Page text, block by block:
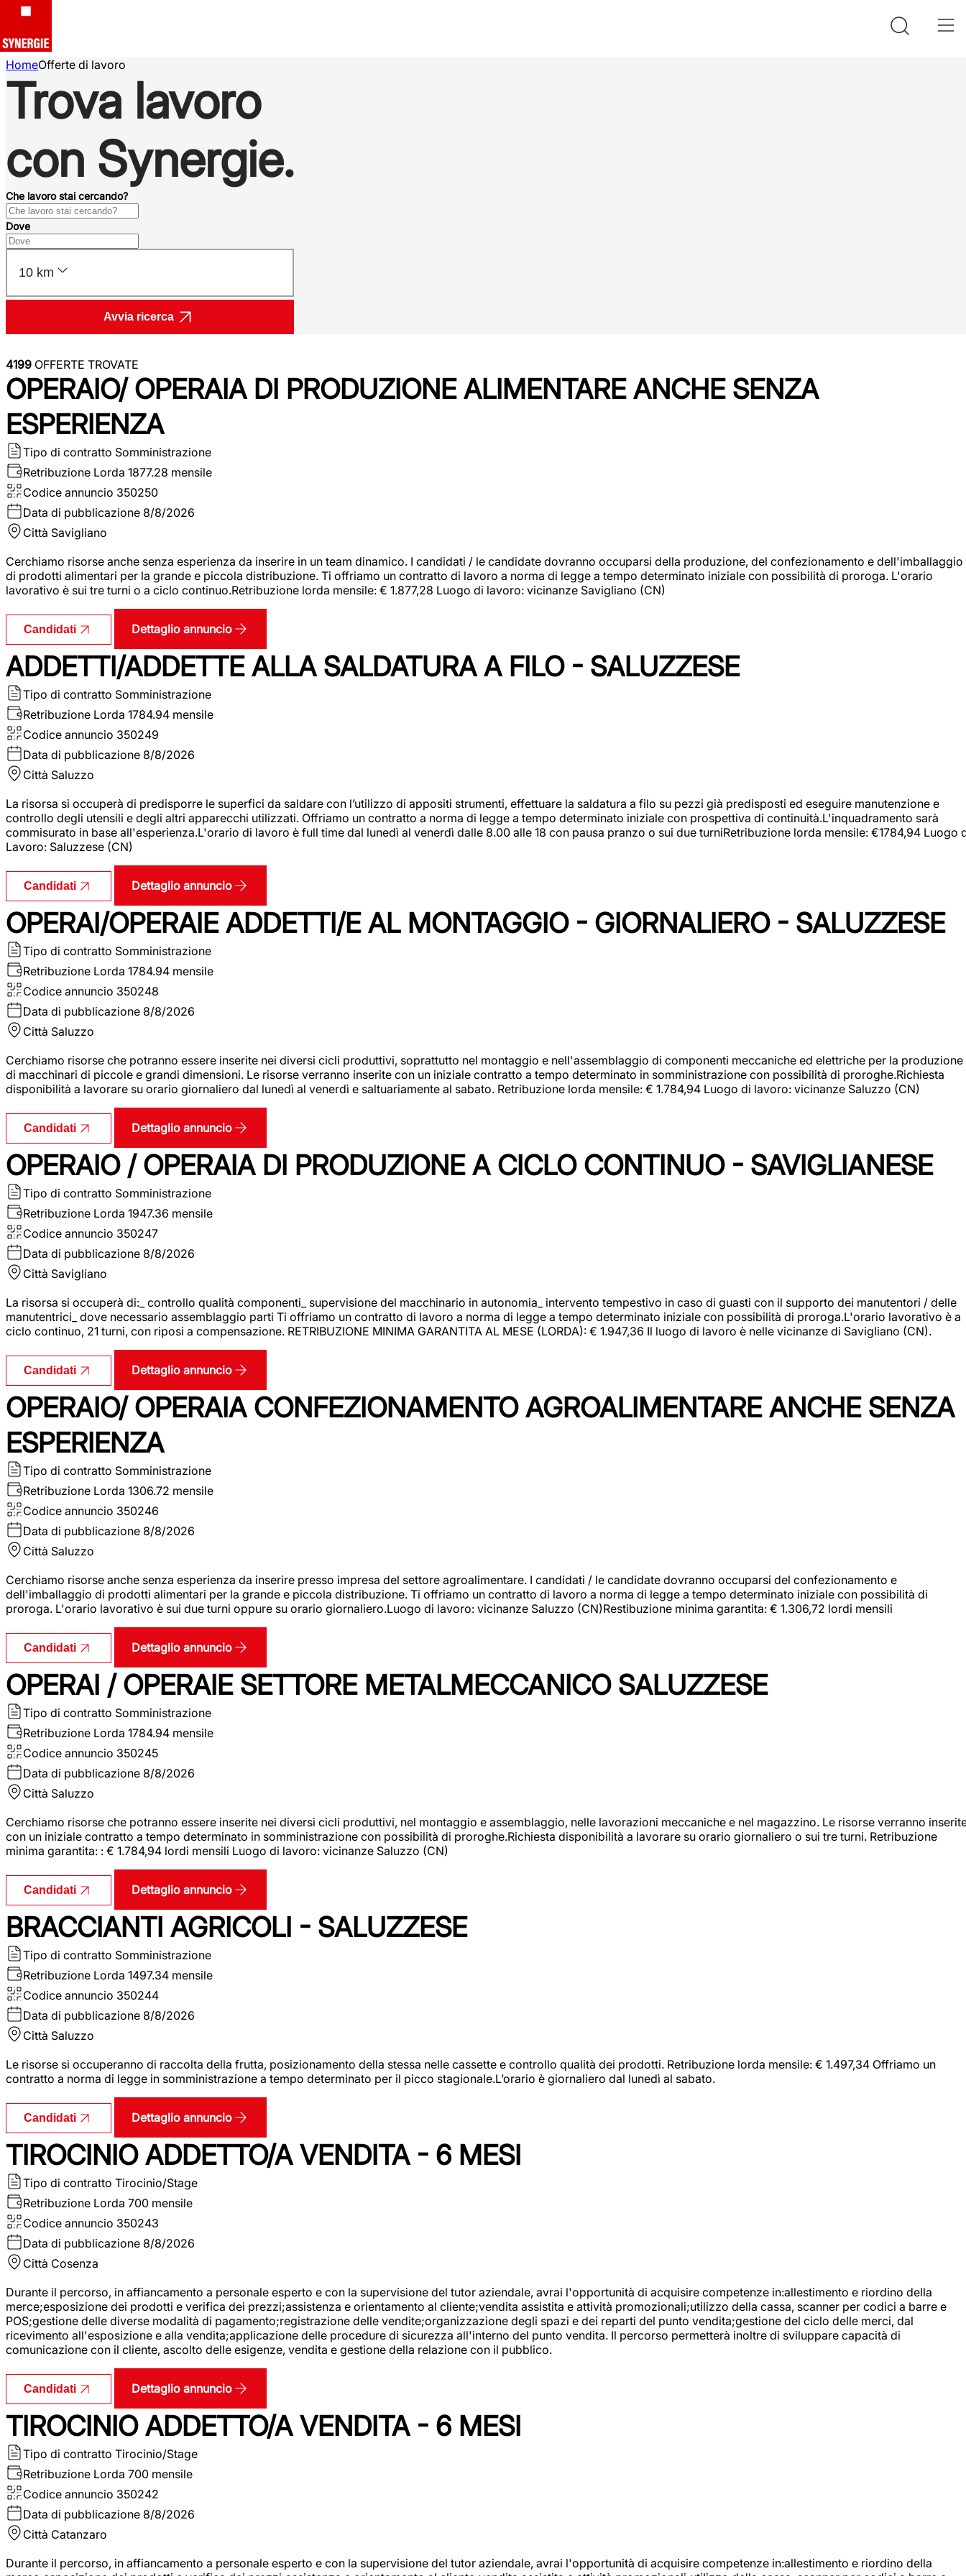
HomeOfferte di lavoro
Trova lavoro
con Synergie.
Che lavoro stai cercando?
Dove
10 km
Avvia ricerca
4199 OFFERTE TROVATE
OPERAIO/ OPERAIA DI PRODUZIONE ALIMENTARE ANCHE SENZA
ESPERIENZA
Tipo di contratto Somministrazione
Retribuzione Lorda 1877.28 mensile
Codice annuncio 350250
Data di pubblicazione 8/8/2026
Città Savigliano
Cerchiamo risorse anche senza esperienza da inserire in un team dinamico. I candidati / le candidate dovranno occuparsi della produzione, del confezionamento e dell'imballaggio
di prodotti alimentari per la grande e piccola distribuzione. Ti offriamo un contratto di lavoro a norma di legge a tempo determinato iniziale con possibilità di proroga. L'orario
lavorativo è sui tre turni o a ciclo continuo.Retribuzione lorda mensile: € 1.877,28 Luogo di lavoro: vicinanze Savigliano (CN)
Candidati Dettaglio annuncio
ADDETTI/ADDETTE ALLA SALDATURA A FILO - SALUZZESE
Tipo di contratto Somministrazione
Retribuzione Lorda 1784.94 mensile
Codice annuncio 350249
Data di pubblicazione 8/8/2026
Città Saluzzo
La risorsa si occuperà di predisporre le superfici da saldare con l’utilizzo di appositi strumenti, effettuare la saldatura a filo su pezzi già predisposti ed eseguire manutenzione e
controllo degli utensili e degli altri apparecchi utilizzati. Offriamo un contratto a norma di legge a tempo determinato iniziale con prospettiva di continuità.L'inquadramento sarà
commisurato in base all'esperienza.L'orario di lavoro è full time dal lunedì al venerdì dalle 8.00 alle 18 con pausa pranzo o sui due turniRetribuzione lorda mensile: €1784,94 Luogo
Lavoro: Saluzzese (CN)
Candidati Dettaglio annuncio
OPERAI/OPERAIE ADDETTI/E AL MONTAGGIO - GIORNALIERO - SALUZZESE
Tipo di contratto Somministrazione
Retribuzione Lorda 1784.94 mensile
Codice annuncio 350248
Data di pubblicazione 8/8/2026
Città Saluzzo
Cerchiamo risorse che potranno essere inserite nei diversi cicli produttivi, soprattutto nel montaggio e nell'assemblaggio di componenti meccaniche ed elettriche per la produzione
di macchinari di piccole e grandi dimensioni. Le risorse verranno inserite con un iniziale contratto a tempo determinato in somministrazione con possibilità di proroghe.Richiesta
disponibilità a lavorare su orario giornaliero dal lunedì al venerdì e saltuariamente al sabato. Retribuzione lorda mensile: € 1.784,94 Luogo di lavoro: vicinanze Saluzzo (CN)
Candidati Dettaglio annuncio
OPERAIO / OPERAIA DI PRODUZIONE A CICLO CONTINUO - SAVIGLIANESE
Tipo di contratto Somministrazione
Retribuzione Lorda 1947.36 mensile
Codice annuncio 350247
Data di pubblicazione 8/8/2026
Città Savigliano
La risorsa si occuperà di:_ controllo qualità componenti_ supervisione del macchinario in autonomia_ intervento tempestivo in caso di guasti con il supporto dei manutentori / delle
manutentrici_ dove necessario assemblaggio parti Ti offriamo un contratto di lavoro a norma di legge a tempo determinato iniziale con possibilità di proroga.L'orario lavorativo è a
ciclo continuo, 21 turni, con riposi a compensazione. RETRIBUZIONE MINIMA GARANTITA AL MESE (LORDA): € 1.947,36 Il luogo di lavoro è nelle vicinanze di Savigliano (CN).
Candidati Dettaglio annuncio
OPERAIO/ OPERAIA CONFEZIONAMENTO AGROALIMENTARE ANCHE SENZA
ESPERIENZA
Tipo di contratto Somministrazione
Retribuzione Lorda 1306.72 mensile
Codice annuncio 350246
Data di pubblicazione 8/8/2026
Città Saluzzo
Cerchiamo risorse anche senza esperienza da inserire presso impresa del settore agroalimentare. I candidati / le candidate dovranno occuparsi del confezionamento e
dell'imballaggio di prodotti alimentari per la grande e piccola distribuzione. Ti offriamo un contratto di lavoro a norma di legge a tempo determinato iniziale con possibilità di
proroga. L'orario lavorativo è sui due turni oppure su orario giornaliero.Luogo di lavoro: vicinanze Saluzzo (CN)Restibuzione minima garantita: € 1.306,72 lordi mensili
Candidati Dettaglio annuncio
OPERAI / OPERAIE SETTORE METALMECCANICO SALUZZESE
Tipo di contratto Somministrazione
Retribuzione Lorda 1784.94 mensile
Codice annuncio 350245
Data di pubblicazione 8/8/2026
Città Saluzzo
Cerchiamo risorse che potranno essere inserite nei diversi cicli produttivi, nel montaggio e assemblaggio, nelle lavorazioni meccaniche e nel magazzino. Le risorse verranno
con un iniziale contratto a tempo determinato in somministrazione con possibilità di proroghe.Richiesta disponibilità a lavorare su orario giornaliero o sui tre turni. Retribuzione
minima garantita: : € 1.784,94 lordi mensili Luogo di lavoro: vicinanze Saluzzo (CN)
Candidati Dettaglio annuncio
BRACCIANTI AGRICOLI - SALUZZESE
Tipo di contratto Somministrazione
Retribuzione Lorda 1497.34 mensile
Codice annuncio 350244
Data di pubblicazione 8/8/2026
Città Saluzzo
Le risorse si occuperanno di raccolta della frutta, posizionamento della stessa nelle cassette e controllo qualità dei prodotti. Retribuzione lorda mensile: € 1.497,34 Offriamo un
contratto a norma di legge in somministrazione a tempo determinato per il picco stagionale.L’orario è giornaliero dal lunedì al sabato.
Candidati Dettaglio annuncio
TIROCINIO ADDETTO/A VENDITA - 6 MESI
Tipo di contratto Tirocinio/Stage
Retribuzione Lorda 700 mensile
Codice annuncio 350243
Data di pubblicazione 8/8/2026
Città Cosenza
Durante il percorso, in affiancamento a personale esperto e con la supervisione del tutor aziendale, avrai l'opportunità di acquisire competenze in:allestimento e riordino della
merce;esposizione dei prodotti e verifica dei prezzi;assistenza e orientamento al cliente;vendita assistita e attività promozionali;utilizzo della cassa, scanner per codici a barre e
POS;gestione delle diverse modalità di pagamento;registrazione delle vendite;organizzazione degli spazi e dei reparti del punto vendita;gestione del ciclo delle merci, dal
ricevimento all'esposizione e alla vendita;applicazione delle procedure di sicurezza all'interno del punto vendita. Il percorso permetterà inoltre di sviluppare capacità di
comunicazione con il cliente, ascolto delle esigenze, vendita e gestione della relazione con il pubblico.
Candidati Dettaglio annuncio
TIROCINIO ADDETTO/A VENDITA - 6 MESI
Tipo di contratto Tirocinio/Stage
Retribuzione Lorda 700 mensile
Codice annuncio 350242
Data di pubblicazione 8/8/2026
Città Catanzaro
Durante il percorso, in affiancamento a personale esperto e con la supervisione del tutor aziendale, avrai l'opportunità di acquisire competenze in:allestimento e riordino della